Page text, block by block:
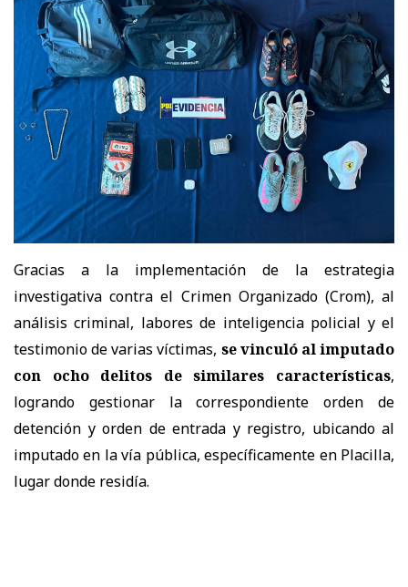
Gracias a la implementación de la estrategia
investigativa contra el Crimen Organizado (Crom), al
análisis criminal, labores de inteligencia policial y el
testimonio de varias víctimas, se vinculó al imputado
con ocho delitos de similares características,
logrando gestionar la correspondiente orden de
detención y orden de entrada y registro, ubicando al
imputado en la vía pública, específicamente en Placilla,
lugar donde residía.